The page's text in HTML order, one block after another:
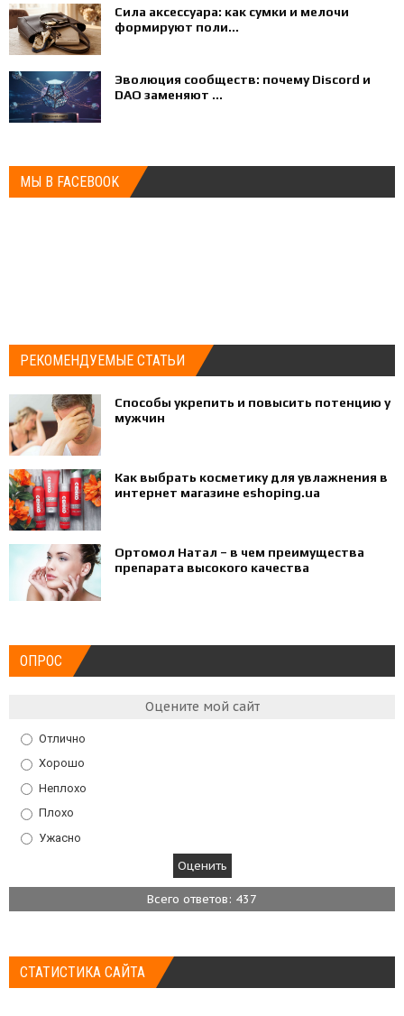
Сила аксессуара: как сумки и мелочи
формируют поли...
Эволюция сообществ: почему Discord и
DAO заменяют ...
МЫ В FACEBOOK
РЕКОМЕНДУЕМЫЕ СТАТЬИ
Способы укрепить и повысить потенцию у
мужчин
Как выбрать косметику для увлажнения в
интернет магазине eshoping.ua
Ортомол Натал – в чем преимущества
препарата высокого качества
ОПРОС
Оцените мой сайт
Отлично
Хорошо
Неплохо
Плохо
Ужасно
Всего ответов: 437
СТАТИСТИКА САЙТА